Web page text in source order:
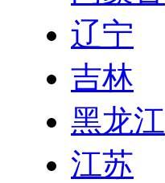
辽宁
吉林
黑龙江
江苏